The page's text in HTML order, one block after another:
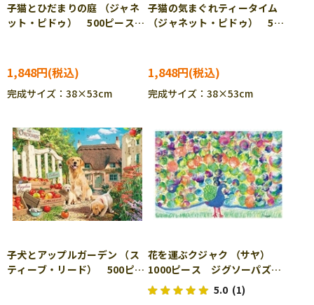
子猫とひだまりの庭 （ジャネ
ット・ピドゥ） 500ピース
1,848円
完成サイズ：38×53cm
子猫の気まぐれティータイム
（ジャネット・ピドゥ） 500
1,848円
完成サイズ：38×53cm
子犬とアップルガーデン （ス
ティーブ・リード） 500ピー
花を運ぶクジャク （サヤ）
1000ピース ジグソーパズ
ル TEN-TP1000-621
5.0 (1)